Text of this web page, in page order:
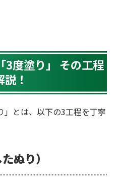
3度塗り」 その工程
説！
とは、以下の3工程を丁寧
ぬり）